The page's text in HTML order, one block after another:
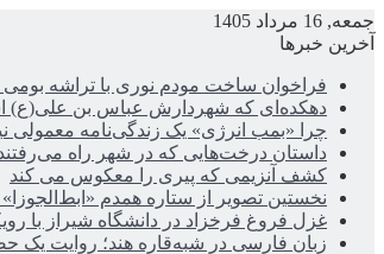
جمعه, 16 مرداد 1405
آخرین خبرها
فراخوان ساخت مودم نوری با تراشه
دهکده‌ای که شهردارش عباس بن علی(ع)
چرا «بمب انرژی» یک زندگی‌نامه معمولی
داستان درخت‌هایی که در شهر راه
کشف آنزیمی که پیری را معکوس می کند
نخستین تصویر از ستاره همدم
غزل فروغ فرخزاد در دانشگاه شیراز با
زبان فارسی در شبه‌قاره هند؛ روایت یک